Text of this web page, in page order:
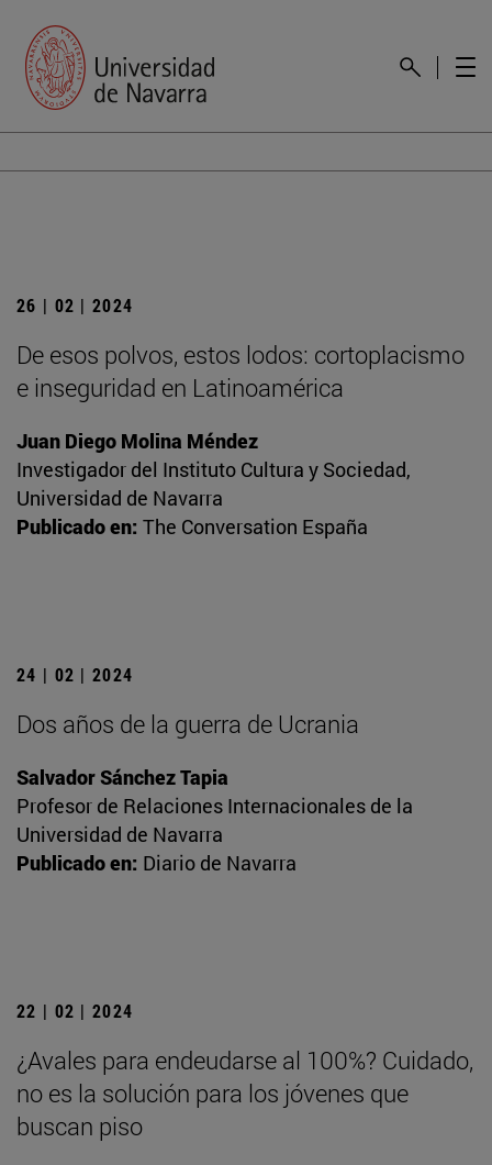
26 | 02 | 2024
De esos polvos, estos lodos: cortoplacismo
e inseguridad en Latinoamérica
Juan Diego Molina Méndez
Investigador del Instituto Cultura y Sociedad,
Universidad de Navarra
Publicado en: The Conversation España
24 | 02 | 2024
Dos años de la guerra de Ucrania
Salvador Sánchez Tapia
Profesor de Relaciones Internacionales de la
Universidad de Navarra
Publicado en: Diario de Navarra
22 | 02 | 2024
¿Avales para endeudarse al 100%? Cuidado,
no es la solución para los jóvenes que
buscan piso